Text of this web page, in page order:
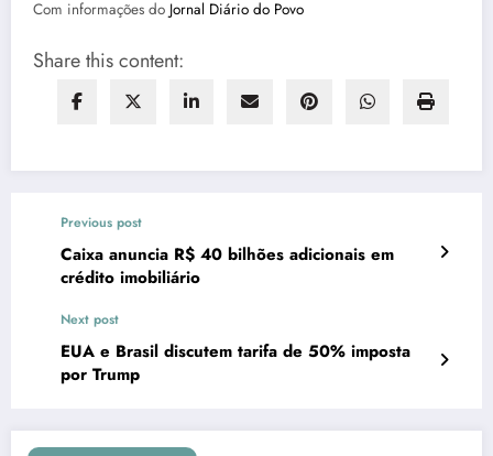
Com informações do Jornal Diário do Povo
Share this content:
Previous post
Caixa anuncia R$ 40 bilhões adicionais em
crédito imobiliário
Next post
EUA e Brasil discutem tarifa de 50% imposta
por Trump